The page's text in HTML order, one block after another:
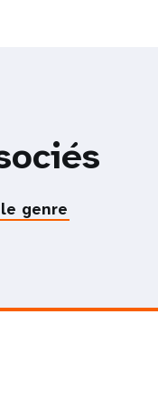
genre